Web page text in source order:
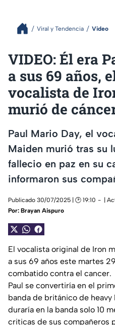
Viral y Tendencia Video
VIDEO: Él era
a sus 69 años,
vocalista de
murió de
Paul Mario Day, el
Maiden murió tras su
fallecio en paz en su
informaron sus
Publicado 30/07/2025 | 🕑 19:10
|
Por: Brayan Aispuro
El vocalista original de Iron
a sus 69 años este martes
combatido contra el cancer.
Paul se convertiría en el
banda de británico de heavy
duraría en la banda solo 10
criticas de sus compañeros